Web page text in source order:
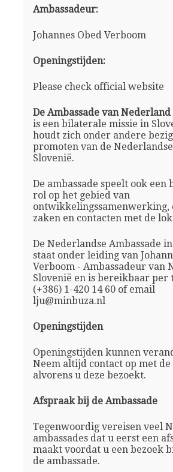
Ambassadeur:
Johannes Obed Verboom
Openingstijden:
Please check official website
De Ambassade van
is een bilaterale missie in
houdt zich onder andere
promoten van de
Slovenië.
De ambassade speelt ook een
rol op het gebied van
ontwikkelingssamenwerking,
zaken en contacten met de
De Nederlandse Ambassade
staat onder leiding van
Verboom - Ambassadeur van
Slovenië en is bereikbaar per
(+386) 1-420 14 60 of email
lju@minbuza.nl
Openingstijden
Openingstijden kunnen
Neem altijd contact op met de
alvorens u deze bezoekt.
Afspraak bij de Ambassade
Tegenwoordig vereisen veel
ambassades dat u eerst een
maakt voordat u een bezoek
de ambassade.